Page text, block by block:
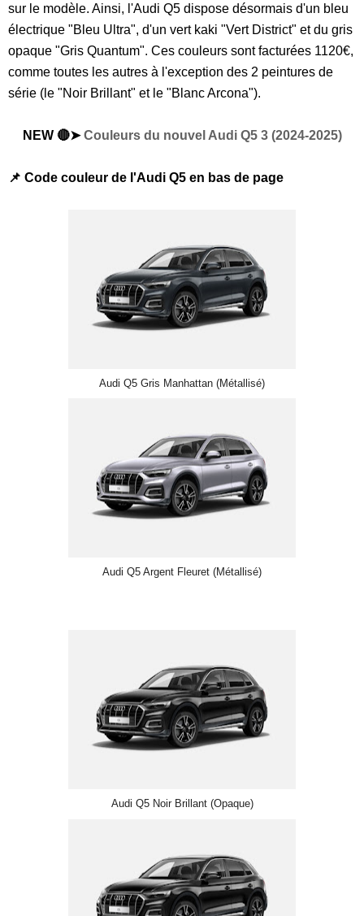
sur le modèle. Ainsi, l'Audi Q5 dispose désormais d'un bleu
électrique "Bleu Ultra", d'un vert kaki "Vert District" et du gris
opaque "Gris Quantum". Ces couleurs sont facturées 1120€,
comme toutes les autres à l'exception des 2 peintures de
série (le "Noir Brillant" et le "Blanc Arcona").
NEW 🔴➤Couleurs du nouvel Audi Q5 3 (2024-2025)
📌 Code couleur de l'Audi Q5 en bas de page
Audi Q5 Gris Manhattan (Métallisé)
Audi Q5 Argent Fleuret (Métallisé)
Audi Q5 Noir Brillant (Opaque)